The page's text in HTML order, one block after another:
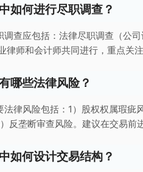
如何进行尽职调查？
调查应包括：法律尽职调查（公
律师和会计师共同进行，重点关
哪些法律风险？
法律风险包括：1）股权权属瑕疵
反垄断审查风险。建议在交易前
如何设计交易结构？